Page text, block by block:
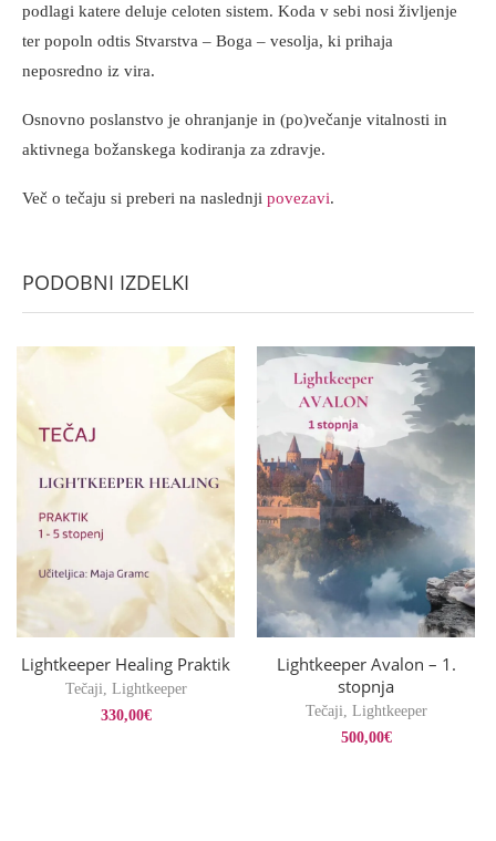
podlagi katere deluje celoten sistem. Koda v sebi nosi življenje
ter popoln odtis Stvarstva – Boga – vesolja, ki prihaja
neposredno iz vira.
Osnovno poslanstvo je ohranjanje in (po)večanje vitalnosti in
aktivnega božanskega kodiranja za zdravje.
Več o tečaju si preberi na naslednji povezavi.
PODOBNI IZDELKI
Lightkeeper Healing Praktik
Tečaji Lightkeeper
330,00€
Lightkeeper Avalon – 1.
stopnja
Tečaji Lightkeeper
500,00€